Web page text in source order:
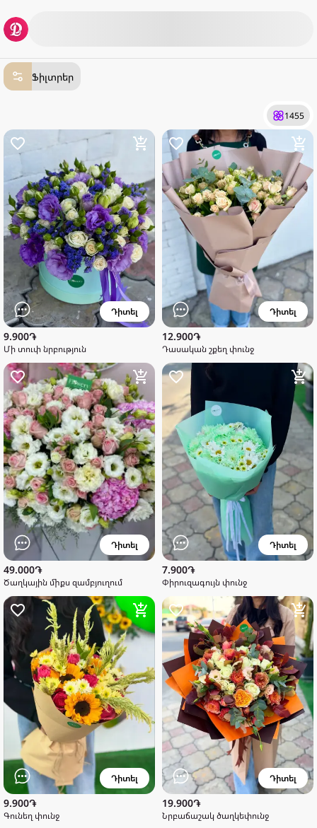
Ֆիլտրեր
1455
Դիտել
9.900֏
Մի տուփ նրբություն
Դիտել
12.900֏
Դասական շքեղ փունջ
Դիտել
49.000֏
Ծաղկային միքս զամբյուղում
Դիտել
7.900֏
Փիրուզագույն փունջ
Դիտել
9.900֏
Գունեղ փունջ
Դիտել
19.900֏
Նրբաճաշակ ծաղկեփունջ